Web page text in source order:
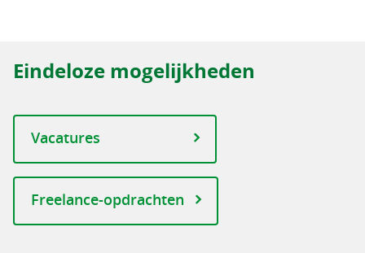
Eindeloze mogelijkheden
Vacatures
Freelance-opdrachten